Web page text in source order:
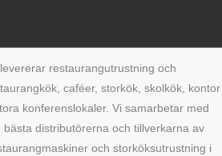
restaurangutrustning och
caféer, storkök, skolkök, kontor
konferenslokaler. Vi samarbetar med
distributörerna och tillverkarna av
och storköksutrustning i